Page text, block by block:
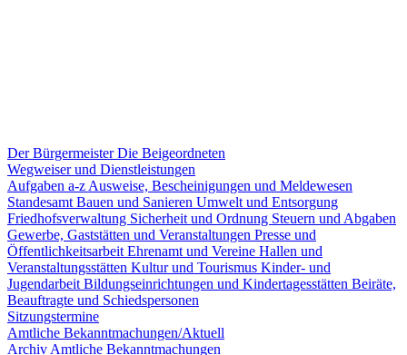
Der BürgermeisterDie Beigeordneten
Wegweiser und Dienstleistungen
Aufgaben a-z Ausweise, Bescheinigungen und Meldewesen
Standesamt Bauen und Sanieren Umwelt und Entsorgung
Friedhofsverwaltung Sicherheit und Ordnung Steuern und Abgaben
Gewerbe, Gaststätten und Veranstaltungen Presse und
Öffentlichkeitsarbeit Ehrenamt und Vereine Hallen und
Veranstaltungsstätten Kultur und Tourismus Kinder- und
Jugendarbeit Bildungseinrichtungen und Kindertagesstätten Beiräte,
Beauftragte und Schiedspersonen
Sitzungstermine
Amtliche Bekanntmachungen/Aktuell
Archiv Amtliche Bekanntmachungen